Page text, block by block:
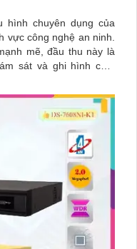
hình chuyên dụng của
vực công nghệ an ninh.
mẽ, đầu thu này là
sát và ghi hình chất